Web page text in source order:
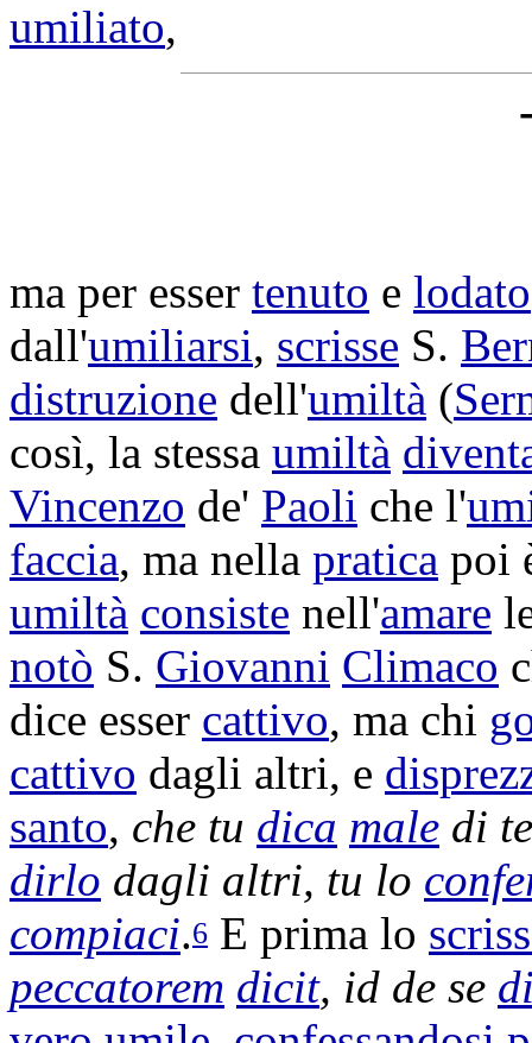
umiliato,
ma per esser tenuto e lodato
dall'umiliarsi, scrisse S.
distruzione dell'umiltà (
così, la stessa umiltà
Vincenzo de' Paoli che l'
faccia, ma nella pratica poi
umiltà consiste nell'amare
notò S. Giovanni Climaco
dice esser cattivo, ma chi
cattivo dagli altri, e
santo, che tu dica male di
dirlo dagli altri, tu lo
compiaci.6 E prima lo
peccatorem dicit, id de se